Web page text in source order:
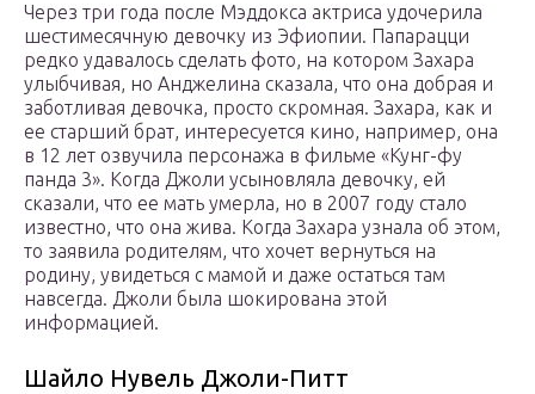
Через три года после Мэддокса актриса удочерила
шестимесячную девочку из Эфиопии. Папарацци
редко удавалось сделать фото, на котором Захара
улыбчивая, но Анджелина сказала, что она добрая и
заботливая девочка, просто скромная. Захара, как и
ее старший брат, интересуется кино, например, она
в 12 лет озвучила персонажа в фильме «Кунг-фу
панда 3». Когда Джоли усыновляла девочку, ей
сказали, что ее мать умерла, но в 2007 году стало
известно, что она жива. Когда Захара узнала об этом,
то заявила родителям, что хочет вернуться на
родину, увидеться с мамой и даже остаться там
навсегда. Джоли была шокирована этой
информацией.
Шайло Нувель Джоли-Питт